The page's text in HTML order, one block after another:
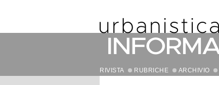
RIVISTA RUBRICHE ARCHIVIO